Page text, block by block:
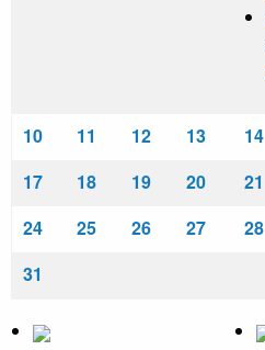
10 11 12 13 14
17
18 19 20 21
24
25 26 27 28
31